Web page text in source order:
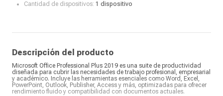
Cantidad de dispositivos: 1 dispositivo
Descripción del producto
Microsoft Office Professional Plus 2019 es una suite de productividad
diseñada para cubrir las necesidades de trabajo profesional, empresarial
y académico. Incluye las herramientas esenciales como Word, Excel,
PowerPoint, Outlook, Publisher, Access y más, optimizadas para ofrecer
rendimiento fluido y compatibilidad con documentos actuales.